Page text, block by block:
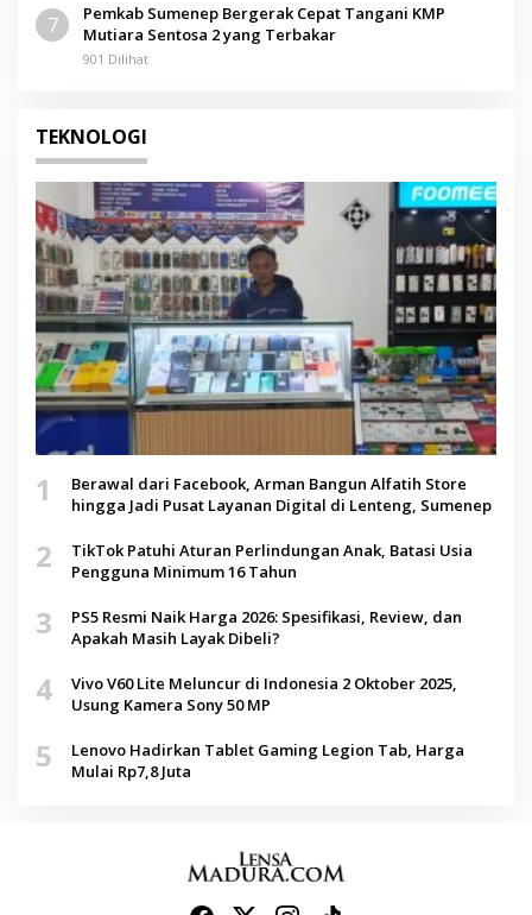
7
Pemkab Sumenep Bergerak Cepat Tangani KMP
Mutiara Sentosa 2 yang Terbakar
901 Dilihat
TEKNOLOGI
1
Berawal dari Facebook, Arman Bangun Alfatih Store
hingga Jadi Pusat Layanan Digital di Lenteng, Sumenep
2
TikTok Patuhi Aturan Perlindungan Anak, Batasi Usia
Pengguna Minimum 16 Tahun
3
PS5 Resmi Naik Harga 2026: Spesifikasi, Review, dan
Apakah Masih Layak Dibeli?
4
Vivo V60 Lite Meluncur di Indonesia 2 Oktober 2025,
Usung Kamera Sony 50 MP
5
Lenovo Hadirkan Tablet Gaming Legion Tab, Harga
Mulai Rp7,8 Juta